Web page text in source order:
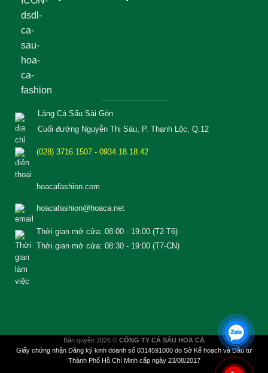
Làng Cá Sấu Sài Gòn
Cuối đường Nguyễn Thị Sáu, P. Thạnh Lộc, Q.12
(028) 3716.1507 - 0934.18.18.42
hoacafashion.com
hoacafashion@hoaca.net
Thời gian mở cửa: 08:00 - 19:00 (T2-T6)
Thời gian mở cửa: 08:30 - 19:00 (T7-CN)
Bản quyền 2026 © CÔNG TY CÁ SẤU HOA CÀ
Giấy chứng nhận Đăng ký kinh doanh số 0314591000 do Sở Kế hoạch và Đầu tư
Thành Phố Hồ Chí Minh cấp ngày 23/08/2017